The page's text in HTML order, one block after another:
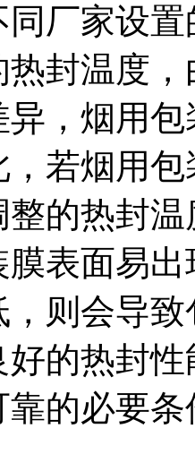
同厂家设
封温度
，烟用
若烟用
的热封
表面易
则会导
好的热封
的必要条